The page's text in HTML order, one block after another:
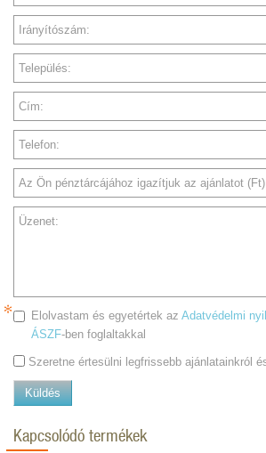
Irányítószám:
Település:
Cím:
Telefon:
Az Ön pénztárcájához igazítjuk az ajánlatot
Üzenet:
Elolvastam és egyetértek az Adatvédelmi
ÁSZF-ben foglaltakkal
Szeretne értesülni legfrissebb ajánlatainkról
Küldés
Kapcsolódó termékek